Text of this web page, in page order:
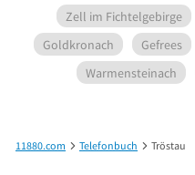
Zell im Fichtelgebirge
Goldkronach
Gefrees
Warmensteinach
11880.com Telefonbuch Tröstau